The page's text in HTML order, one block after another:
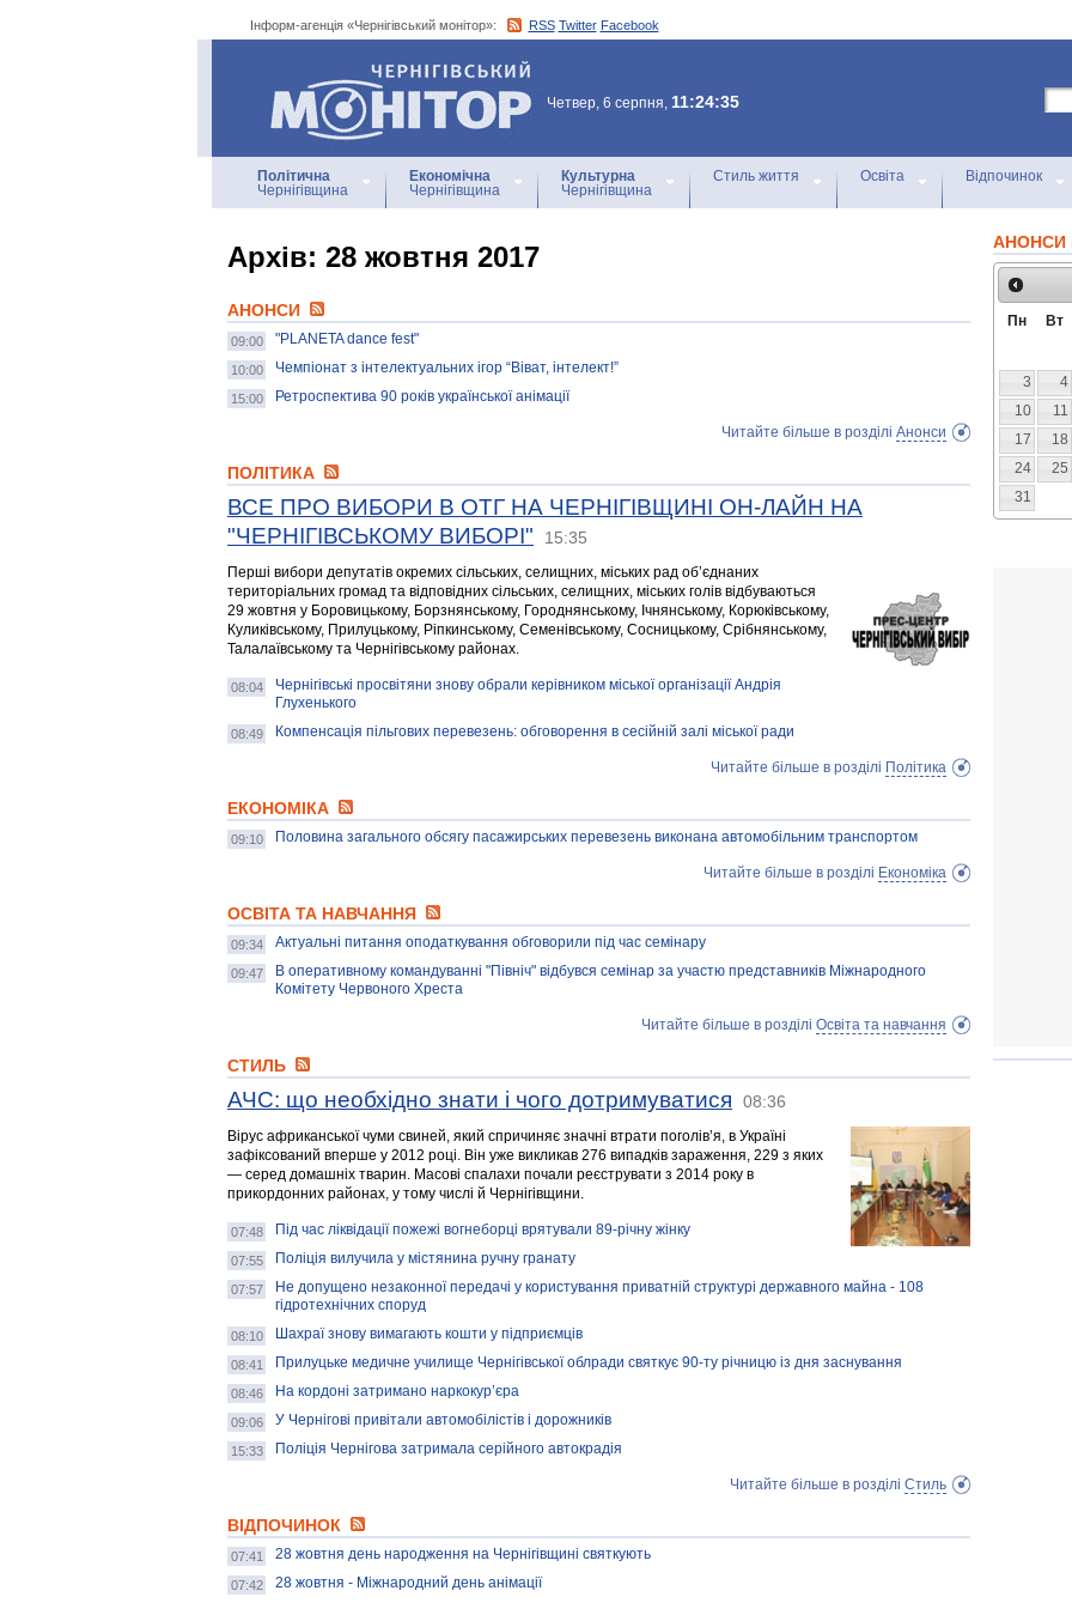
Інформ-агенція «Чернігівський монітор»: RSS Twitter Facebook
Інформ-агенція
«Чернігівський монітор»
Четвер, 6 серпня, 11:24:35
Політична
Чернігівщина
Економічна
Чернігівщина
Культурна
Чернігівщина
Стиль життя Освіта Відпочинок
Архiв: 28 жовтня 2017
АНОНСИ
09:00 "PLANETA dance fest"
10:00 Чемпіонат з інтелектуальних ігор “Віват, інтелект!”
15:00 Ретроспектива 90 років української анімації
Читайте більше в розділі Анонси
ПОЛІТИКА
ВСЕ ПРО ВИБОРИ В ОТГ НА ЧЕРНІГІВЩИНІ ОН-ЛАЙН НА
"ЧЕРНІГІВСЬКОМУ ВИБОРІ"
15:35
Перші вибори депутатів окремих сільських, селищних, міських рад об’єднаних
територіальних громад та відповідних сільських, селищних, міських голів відбуваються
29 жовтня у Боровицькому, Борзнянському, Городнянському, Ічнянському, Корюківському,
Куликівському, Прилуцькому, Ріпкинському, Cеменівському, Сосницькому, Срібнянському,
Талалаївському та Чернігівському районах.
08:04
Чернігівські просвітяни знову обрали керівником міської організації Андрія
Глухенького
08:49 Компенсація пільгових перевезень: обговорення в сесійній залі міської ради
Читайте більше в розділі Політика
ЕКОНОМІКА
09:10 Половина загального обсягу пасажирських перевезень виконана автомобільним транспортом
Читайте більше в розділі Економіка
ОСВІТА ТА НАВЧАННЯ
09:34 Актуальні питання оподаткування обговорили під час семінару
09:47
В оперативному командуванні "Північ" відбувся семінар за участю представників Міжнародного
Комітету Червоного Хреста
Читайте більше в розділі Освіта та навчання
СТИЛЬ
АЧС: що необхідно знати і чого дотримуватися 08:36
Вірус африканської чуми свиней, який спричиняє значні втрати поголів’я, в Україні
зафіксований вперше у 2012 році. Він уже викликав 276 випадків зараження, 229 з яких
— серед домашніх тварин. Масові спалахи почали реєструвати з 2014 року в
прикордонних районах, у тому числі й Чернігівщини.
07:48 Під час ліквідації пожежі вогнеборці врятували 89-річну жінку
07:55 Поліція вилучила у містянина ручну гранату
07:57
Не допущено незаконної передачі у користування приватній структурі державного майна - 108
гідротехнічних споруд
08:10 Шахраї знову вимагають кошти у підприємців
08:41 Прилуцьке медичне училище Чернігівської облради святкує 90-ту річницю із дня заснування
08:46 На кордоні затримано наркокур’єра
09:06 У Чернігові привітали автомобілістів і дорожників
15:33 Поліція Чернігова затримала серійного автокрадія
Читайте більше в розділі Стиль
ВІДПОЧИНОК
07:41 28 жовтня день народження на Чернігівщині святкують
07:42 28 жовтня - Міжнародний день анімації
АНОНСИ
Пн Вт
3
4
10
11
17
18
24
25
31